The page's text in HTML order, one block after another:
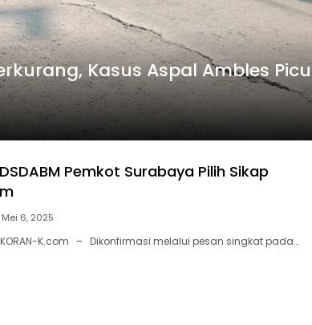
Kasus Aspal Ambles Picu
Pemkot Surabaya Pilih Sikap
Mei 6, 2025
KORAN-K.com – Dikonfirmasi melalui pesan singkat pada…